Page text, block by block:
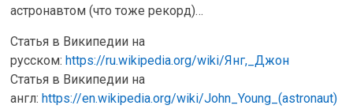
астронавтом (что тоже рекорд)…
Статья в Википедии на
русском:https://ru.wikipedia.org/wiki/Янг,_Джон
Статья в Википедии на
англ:https://en.wikipedia.org/wiki/John_Young_(astronaut)